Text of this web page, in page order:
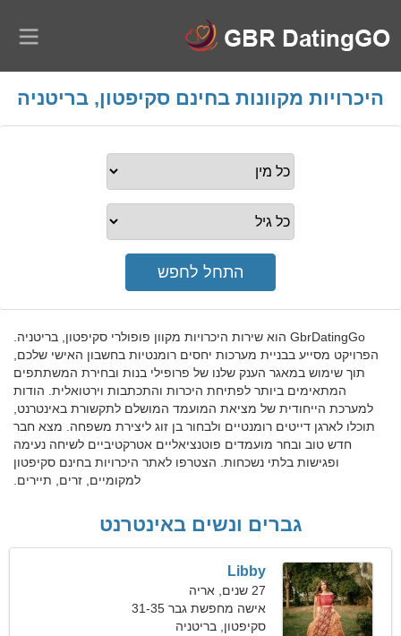
היכרויות מקוונות בחינם סקיפטון, בריטניה
GbrDatingGo הוא שירות היכרויות מקוון פופולרי סקיפטון, בריטניה.
הפרויקט מסייע בבניית מערכות יחסים רומנטיות בחשבון האישי שלכם,
תוך שימוש במאגר הענק שלנו של פרופילי בנות ובחירת המשתתפים
המתאימים ביותר לפתיחת היכרות והתכתבות וירטואלית. הודות
למערכת הייחודית של מציאת המועמד המושלם לתקשורת באינטרנט,
תוכלו לארגן דייטים רומנטיים ולבחור בן זוג ליצירת משפחה. מצא חבר
חדש טוב ובחר מועמדים פוטנציאליים אטרקטיביים לשיחה נעימה
ופגישות בלתי נשכחות. הצטרפו לאתר היכרויות בחינם סקיפטון
למקומיים, זרים, תיירים.
גברים ונשים באינטרנט
Libby
27 שנים, אריה
אישה מחפשת גבר 31-35
סקיפטון, בריטניה